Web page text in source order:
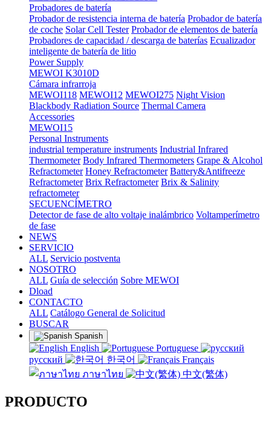
Probadores de batería
Probador de resistencia interna de batería Probador de batería
de coche Solar Cell Tester Probador de elementos de batería
Probadores de capacidad / descarga de baterías Ecualizador
inteligente de batería de litio
Power Supply
MEWOI K3010D
Cámara infrarroja
MEWOI118 MEWOI12 MEWOI275 Night Vision
Blackbody Radiation Source Thermal Camera
Accessories
MEWOI15
Personal Instruments
industrial temperature instruments Industrial Infrared
Thermometer Body Infrared Thermometers Grape & Alcohol
Refractometer Honey Refractometer Battery&Antifreeze
Refractometer Brix Refractometer Brix & Salinity
refractometer
SECUENCÍMETRO
Detector de fase de alto voltaje inalámbrico Voltamperímetro
de fase
NEWS
SERVICIO
ALL Servicio postventa
NOSOTRO
ALL Guía de selección Sobre MEWOI
Dload
CONTACTO
ALL Catálogo General de Solicitud
BUSCAR
Spanish
English
Portuguese
русский
한국어
Français
ภาษาไทย
中文(繁体)
PRODUCTO